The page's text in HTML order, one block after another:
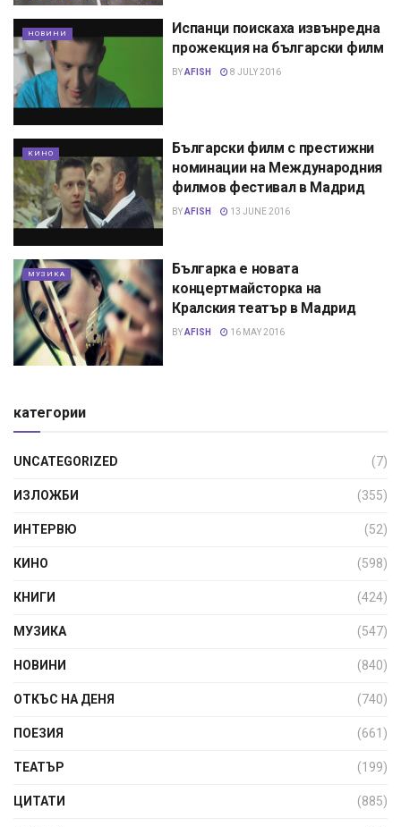
НОВИНИ
Испанци поискаха извънредна
прожекция на български филм
BYAFISH 8 JULY 2016
КИНО
Български филм с престижни
номинации на Международния
филмов фестивал в Мадрид
BYAFISH 13 JUNE 2016
МУЗИКА
Българка е новата
концертмайсторка на
Кралския театър в Мадрид
BYAFISH 16 MAY 2016
категории
UNCATEGORIZED (7)
ИЗЛОЖБИ (355)
ИНТЕРВЮ (52)
КИНО (598)
КНИГИ (424)
МУЗИКА (547)
НОВИНИ (840)
ОТКЪС НА ДЕНЯ (740)
ПОЕЗИЯ (661)
ТЕАТЪР (199)
ЦИТАТИ (885)